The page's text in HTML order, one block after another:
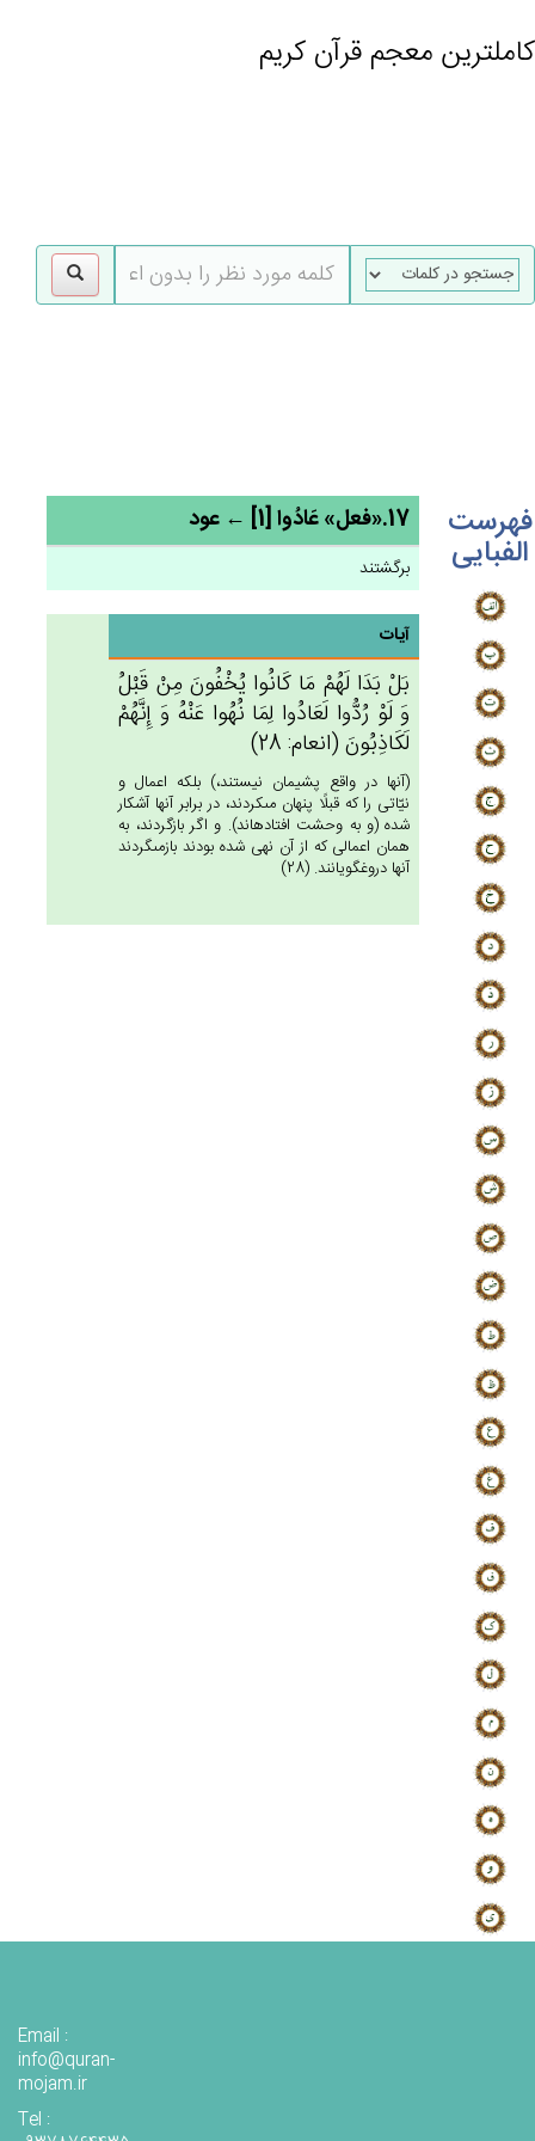
کاملترین معجم قرآن کریم
فهرست
الفبایی
17.«فعل» عَادُوا [1] ← عود
برگشتند
آیات
بَل‌ْ بَدَا لَهُمْ‌ مَا كَانُوا يُخْفُون‌َ مِنْ‌ قَبْل‌ُ
وَ لَوْ رُدُّوا لَعَادُوا لِمَا نُهُوا عَنْه‌ُ وَ إِنَّهُم‌ْ
لَكَاذِبُون‌َ (انعام: 28)
(آنها در واقع پشيمان نيستند،) بلكه اعمال و
نيّاتى را كه قبلًا پنهان مى‏كردند، در برابر آنها آشكار
شده (و به وحشت افتاده‏اند). و اگر بازگردند، به
همان اعمالى كه از آن نهى شده بودند بازمى‏گردند
آنها دروغگويانند. (28)
Email :
info@quran-
mojam.ir
Tel :